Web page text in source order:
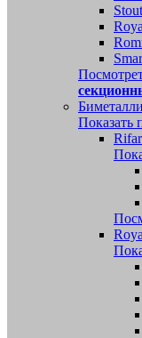
Stout
Показать
Rifar